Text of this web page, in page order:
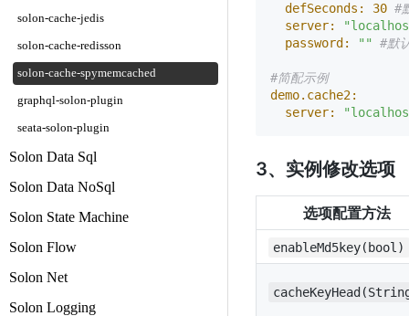
solon-cache-jedis
solon-cache-redisson
solon-cache-spymemcached
graphql-solon-plugin
seata-solon-plugin
Solon Data Sql
Solon Data NoSql
Solon State Machine
Solon Flow
Solon Net
Solon Logging
defSeconds:
30 #
server:
password:
"" #默
#简配示例
demo.cache2:
server:
3、实例修改选项
选项配置方法
enableMd5key(bool)